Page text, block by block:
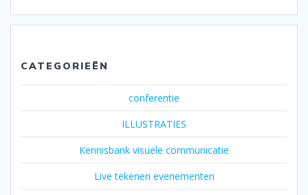
CATEGORIEËN
conferentie
ILLUSTRATIES
Kennisbank visuele communicatie
Live tekenen evenementen